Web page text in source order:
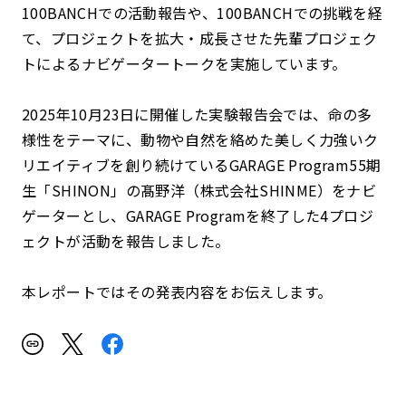
100BANCHでの活動報告や、100BANCHでの挑戦を経
て、プロジェクトを拡大・成長させた先輩プロジェク
トによるナビゲータートークを実施しています。
2025年10月23日に開催した実験報告会では、命の多
様性をテーマに、動物や自然を絡めた美しく力強いク
リエイティブを創り続けているGARAGE Program55期
生「SHINON」の髙野洋（株式会社SHINME）をナビ
ゲーターとし、GARAGE Programを終了した4プロジ
ェクトが活動を報告しました。
本レポートではその発表内容をお伝えします。